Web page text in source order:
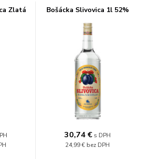
Zlatá
Bošácka Slivovica 1l 52%
30,74€ s DPH
24,99 € bez DPH